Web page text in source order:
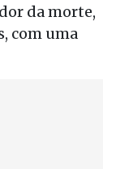
da morte,
com uma